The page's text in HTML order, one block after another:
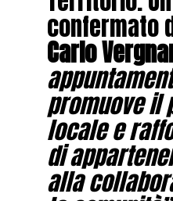
confermato
Carlo
promuove il
locale e
di
alla